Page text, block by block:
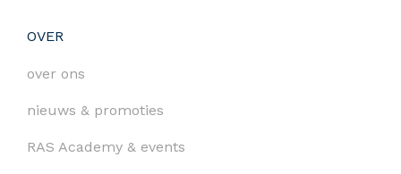
OVER
over ons
nieuws & promoties
RAS Academy & events